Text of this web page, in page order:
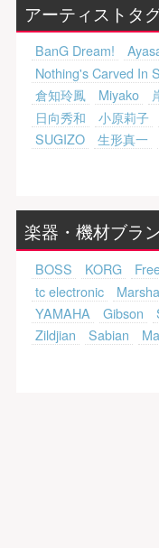
アーティストタ
BanG Dream!
Nothing's Carved In
倉知玲鳳
Miyako
日向秀和
小原莉子
SUGIZO
生形真一
楽器・機材ブラ
BOSS KORG
tc electronic
YAMAHA
Gibson
Zildjian
Sabian